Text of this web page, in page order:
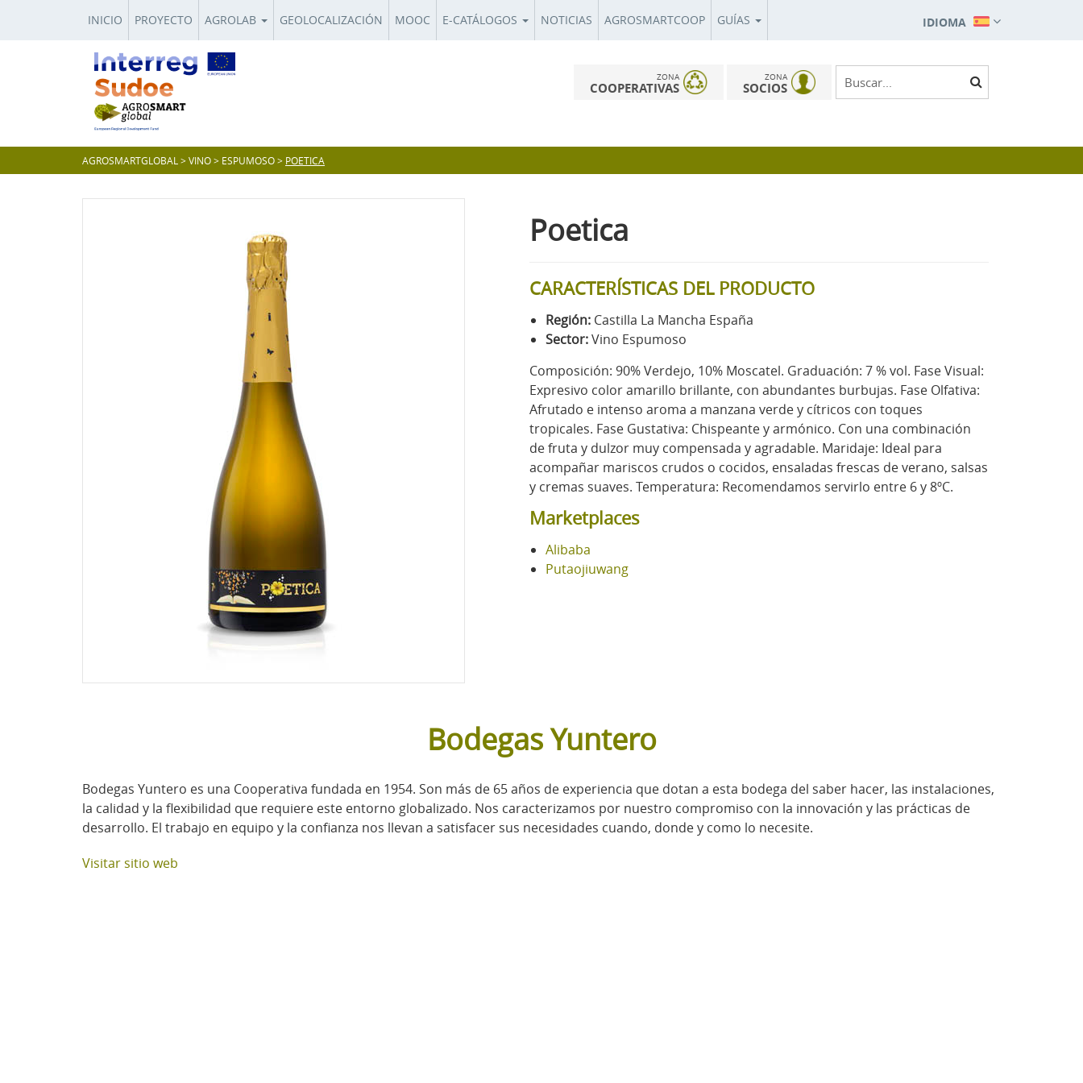
INICIO PROYECTO AGROLAB GEOLOCALIZACIÓN MOOC E-CATÁLOGOS NOTICIAS AGROSMARTCOOP GUÍAS IDIOMA
ZONA
COOPERATIVAS
ZONA
SOCIOS
AGROSMARTGLOBAL >VINO> ESPUMOSO> POETICA
Poetica
CARACTERÍSTICAS DEL PRODUCTO
Región: Castilla La Mancha España
Sector:Vino Espumoso
Composición: 90% Verdejo, 10% Moscatel. Graduación: 7 % vol. Fase Visual:
Expresivo color amarillo brillante, con abundantes burbujas. Fase Olfativa:
Afrutado e intenso aroma a manzana verde y cítricos con toques
tropicales. Fase Gustativa: Chispeante y armónico. Con una combinación
de fruta y dulzor muy compensada y agradable. Maridaje: Ideal para
acompañar mariscos crudos o cocidos, ensaladas frescas de verano, salsas
y cremas suaves. Temperatura: Recomendamos servirlo entre 6 y 8ºC.
Marketplaces
Alibaba
Putaojiuwang
Bodegas Yuntero
Bodegas Yuntero es una Cooperativa fundada en 1954. Son más de 65 años de experiencia que dotan a esta bodega del saber hacer, las instalaciones,
la calidad y la flexibilidad que requiere este entorno globalizado. Nos caracterizamos por nuestro compromiso con la innovación y las prácticas de
desarrollo. El trabajo en equipo y la confianza nos llevan a satisfacer sus necesidades cuando, donde y como lo necesite.
Visitar sitio web